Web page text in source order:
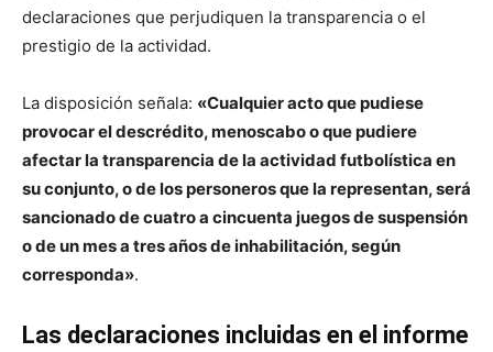
declaraciones que perjudiquen la transparencia o el
prestigio de la actividad.
La disposición señala: «Cualquier acto que pudiese
provocar el descrédito, menoscabo o que pudiere
afectar la transparencia de la actividad futbolística en
su conjunto, o de los personeros que la representan, será
sancionado de cuatro a cincuenta juegos de suspensión
o de un mes a tres años de inhabilitación, según
corresponda».
Las declaraciones incluidas en el informe